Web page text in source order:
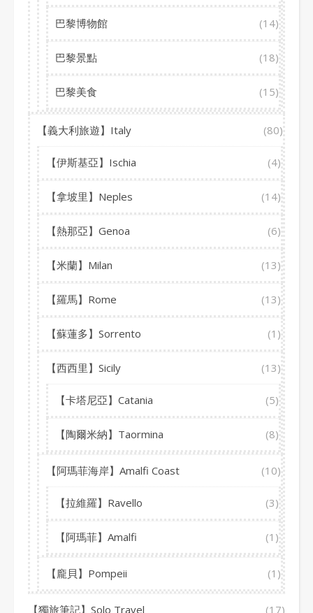
巴黎博物館 (14)
巴黎景點 (18)
巴黎美食 (15)
【義大利旅遊】Italy (80)
【伊斯基亞】Ischia (4)
【拿坡里】Neples (14)
【熱那亞】Genoa (6)
【米蘭】Milan (13)
【羅馬】Rome (13)
【蘇蓮多】Sorrento (1)
【西西里】Sicily (13)
【卡塔尼亞】Catania (5)
【陶爾米納】Taormina (8)
【阿瑪菲海岸】Amalfi Coast (10)
【拉維羅】Ravello (3)
【阿瑪菲】Amalfi (1)
【龐貝】Pompeii (1)
【獨旅筆記】Solo Travel (17)